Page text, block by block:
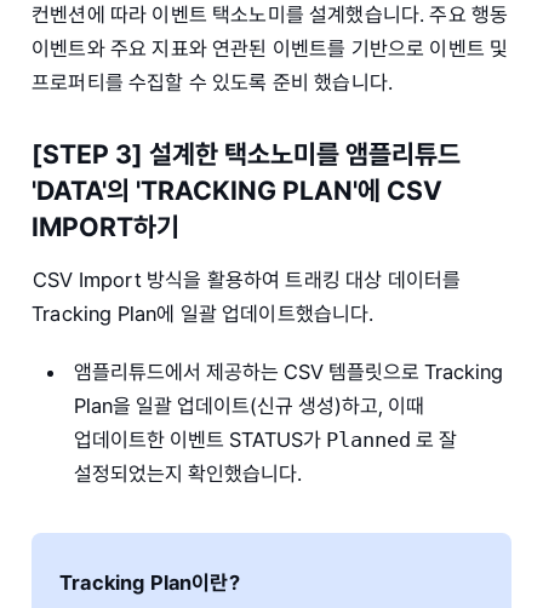
컨벤션에 따라 이벤트 택소노미를 설계했습니다. 주요 행동
이벤트와 주요 지표와 연관된 이벤트를 기반으로 이벤트 및
프로퍼티를 수집할 수 있도록 준비 했습니다.
[STEP 3] 설계한 택소노미를 앰플리튜드
'DATA'의 'TRACKING PLAN'에 CSV
IMPORT하기
CSV Import 방식을 활용하여 트래킹 대상 데이터를
Tracking Plan에 일괄 업데이트했습니다.
앰플리튜드에서 제공하는 CSV 템플릿으로 Tracking
Plan을 일괄 업데이트(신규 생성)하고, 이때
업데이트한 이벤트 STATUS가 Planned 로 잘
설정되었는지 확인했습니다.
Tracking Plan이란?